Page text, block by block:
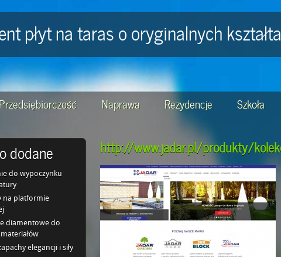
płyt na taras o oryginalnych
Przedsiębiorczość Naprawa Rezydencje Szkoła
dodane
do wypoczynku
na platformie
diamentowe do
elegancji i siły
http://www.jadar.pl/produkty/